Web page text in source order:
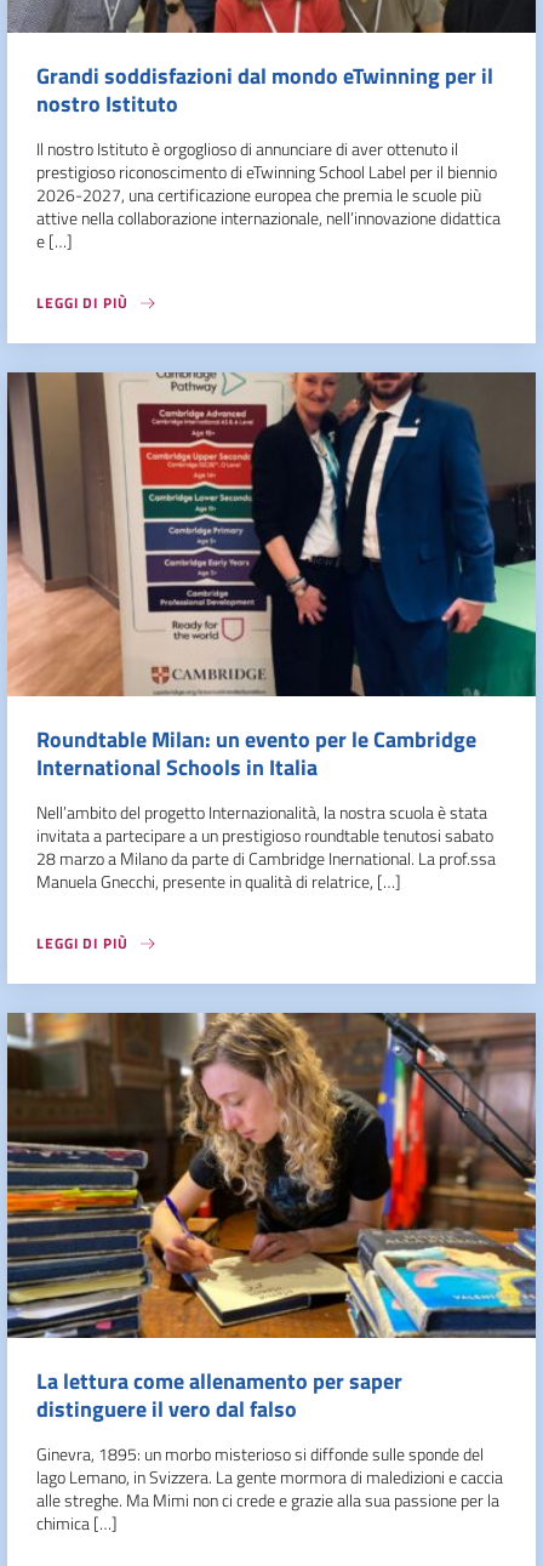
Grandi soddisfazioni dal mondo eTwinning per il
nostro Istituto
Il nostro Istituto è orgoglioso di annunciare di aver ottenuto il
prestigioso riconoscimento di eTwinning School Label per il biennio
2026-2027, una certificazione europea che premia le scuole più
attive nella collaborazione internazionale, nell’innovazione didattica
e […]
LEGGI DI PIÙ
Roundtable Milan: un evento per le Cambridge
International Schools in Italia
Nell’ambito del progetto Internazionalità, la nostra scuola è stata
invitata a partecipare a un prestigioso roundtable tenutosi sabato
28 marzo a Milano da parte di Cambridge Inernational. La prof.ssa
Manuela Gnecchi, presente in qualità di relatrice, […]
LEGGI DI PIÙ
La lettura come allenamento per saper
distinguere il vero dal falso
Ginevra, 1895: un morbo misterioso si diffonde sulle sponde del
lago Lemano, in Svizzera. La gente mormora di maledizioni e caccia
alle streghe. Ma Mimi non ci crede e grazie alla sua passione per la
chimica […]